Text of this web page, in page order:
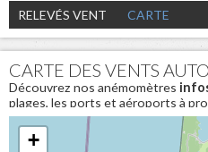
RELEVÉS VENT
CARTE
CARTE DES VENTS
Découvrez nos anémomètres
plages, les ports et aéroports à
connaitre les conditions météo en
vent aujourd'hui autour de
Cazaux
+